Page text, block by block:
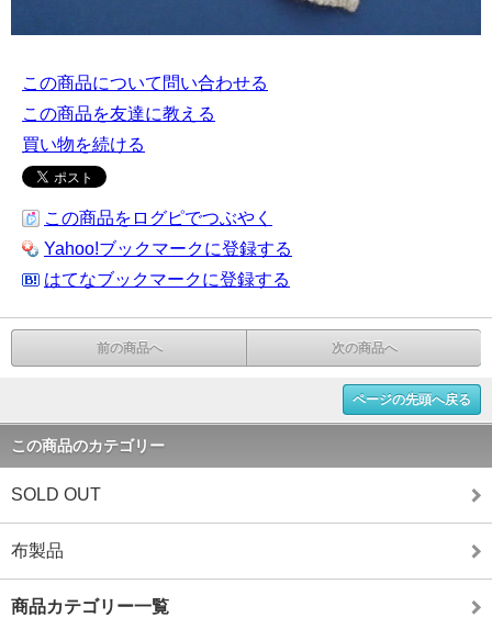
この商品について問い合わせる
この商品を友達に教える
買い物を続ける
この商品をログピでつぶやく
Yahoo!ブックマークに登録する
はてなブックマークに登録する
前の商品へ 次の商品へ
ページの先頭へ戻る
この商品のカテゴリー
SOLD OUT
布製品
商品カテゴリー一覧